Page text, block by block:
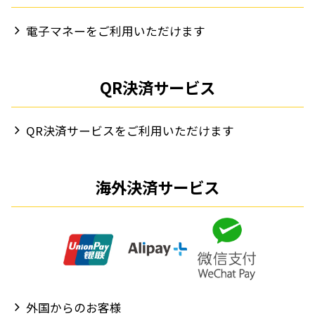
電子マネーをご利用いただけます
QR決済サービス
QR決済サービスをご利用いただけます
海外決済サービス
外国からのお客様